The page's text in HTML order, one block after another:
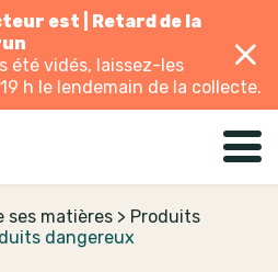
est | Retard de la
été vidés, laissez-les
h le lendemain de la collecte.
ses matières > Produits
dangereux